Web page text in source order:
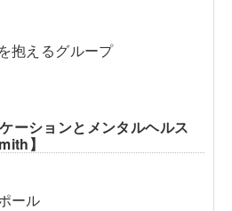
抱えるグループ
ションとメンタルヘルス
】
ール